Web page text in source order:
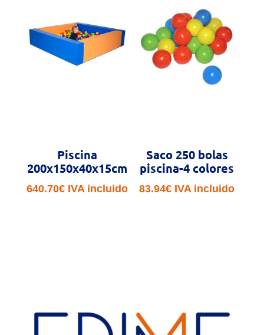
Piscina
200x150x40x15cm
640.70€ IVA incluido
Saco 250 bolas
piscina-4 colores
83.94€ IVA incluido